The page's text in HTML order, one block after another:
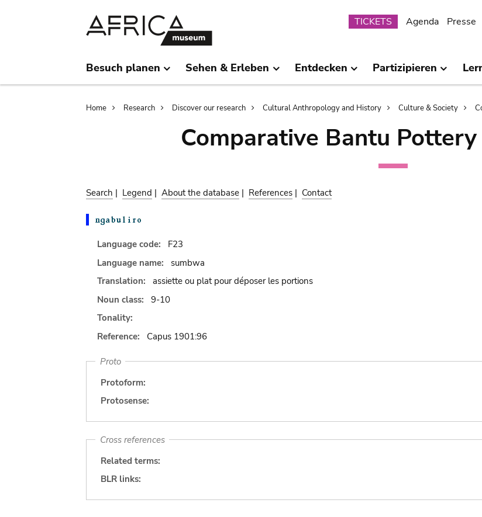
Submenu
TICKETS Agenda Presse
Besuch planen Sehen & Erleben Entdecken Partizipieren
Breadcrumb
Home Research Discover our research Cultural Anthropology and History Culture & Society
Comparative Bantu
Search | Legend | About the database | References | Contact
Language code:
F23
Language name:
sumbwa
Translation:
assiette ou plat pour déposer les portions
Noun class:
9-10
Tonality:
Reference:
Capus 1901:96
Proto
Protoform:
Protosense:
Cross references
Related terms:
BLR links: